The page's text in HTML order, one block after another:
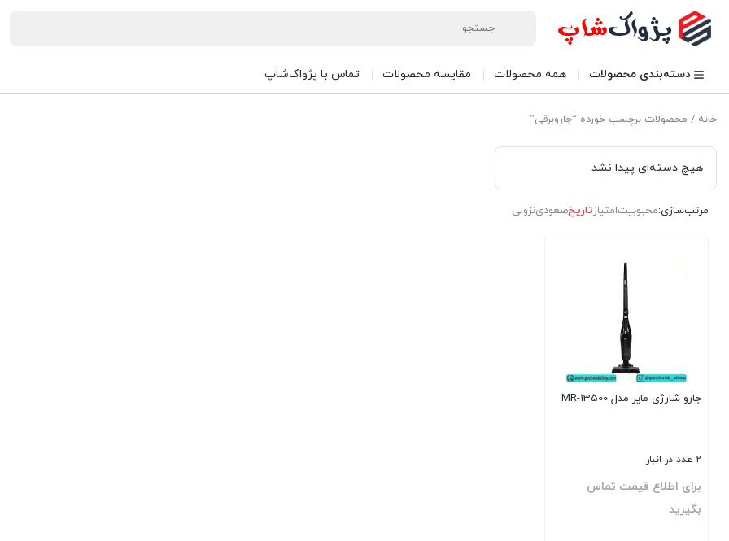
دسته‌بندی محصولات همه محصولات مقایسه محصولات تماس با پژواک‌شاپ
خانه / محصولات برچسب خورده “جاروبرقی”
هیچ دسته‌ای پیدا نشد
مرتب‌سازی:محبوبیتامتیازتاریخصعودینزولی
جارو شارژی مایر مدل MR-13500
2 عدد در انبار
برای اطلاع قیمت تماس
بگیرید